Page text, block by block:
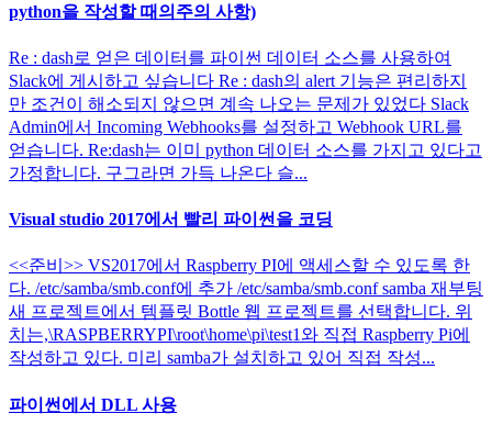
python을 작성할 때의주의 사항)
Re : dash로 얻은 데이터를 파이썬 데이터 소스를 사용하여
Slack에 게시하고 싶습니다 Re : dash의 alert 기능은 편리하지
만 조건이 해소되지 않으면 계속 나오는 문제가 있었다 Slack
Admin에서 Incoming Webhooks를 설정하고 Webhook URL를
얻습니다. Re:dash는 이미 python 데이터 소스를 가지고 있다고
가정합니다. 구그라면 가득 나온다 슬...
Visual studio 2017에서 빨리 파이썬을 코딩
<<준비>> VS2017에서 Raspberry PI에 액세스할 수 있도록 한
다. /etc/samba/smb.conf에 추가 /etc/samba/smb.conf samba 재부팅
새 프로젝트에서 템플릿 Bottle 웹 프로젝트를 선택합니다. 위
치는,\RASPBERRYPI\root\home\pi\test1와 직접 Raspberry Pi에
작성하고 있다. 미리 samba가 설치하고 있어 직접 작성...
파이썬에서 DLL 사용